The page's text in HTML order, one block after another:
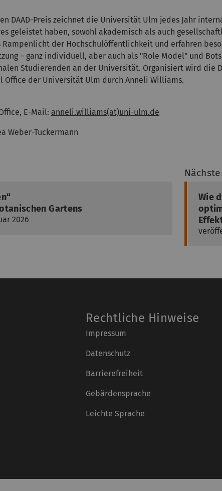
DAAD-Preis zeichnet die Universität Ulm jedes Jahr
geleistet haben, sowohl akademisch als auch
Rampenlicht der Hochschulöffentlichkeit und erfahren
– ganz individuell, aber auch als "Role Model" und
Studierenden an der Universität. Organisiert wird die
Office der Universität Ulm durch Anneli Williams.
E-Mail: anneli.williams(at)uni-ulm.de
Weber-Tuckermann
Gartens
2026
Wie
Rechtliche Hinweise
Impressum
Datenschutz
Barrierefreiheit
Gebärdensprache
Leichte Sprache